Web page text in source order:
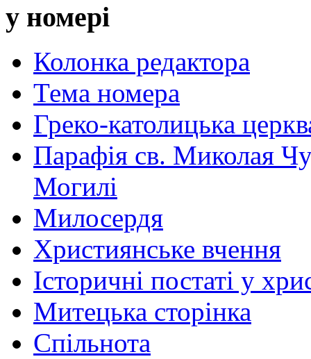
у номері
Колонка редактора
Тема номера
Греко-католицька
Парафія св. Миколая
Могилі
Милосердя
Християнське вчення
Історичні постаті у
Митецька сторінка
Спільнота